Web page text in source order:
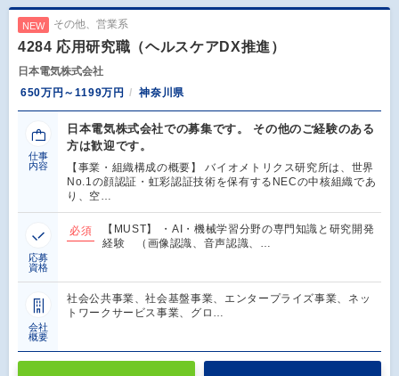
NEW その他、営業系
4284 応用研究職（ヘルスケアDX推進）
日本電気株式会社
650万円～1199万円
神奈川県
仕事
内容
日本電気株式会社での募集です。 その他のご経験のある
方は歓迎です。
【事業・組織構成の概要】 バイオメトリクス研究所は、世界
No.1の顔認証・虹彩認証技術を保有するNECの中核組織であ
り、空…
応募
資格
必須
【MUST】 ・AI・機械学習分野の専門知識と研究開発
経験 （画像認識、音声認識、…
会社
概要
社会公共事業、社会基盤事業、エンタープライズ事業、ネッ
トワークサービス事業、グロ…